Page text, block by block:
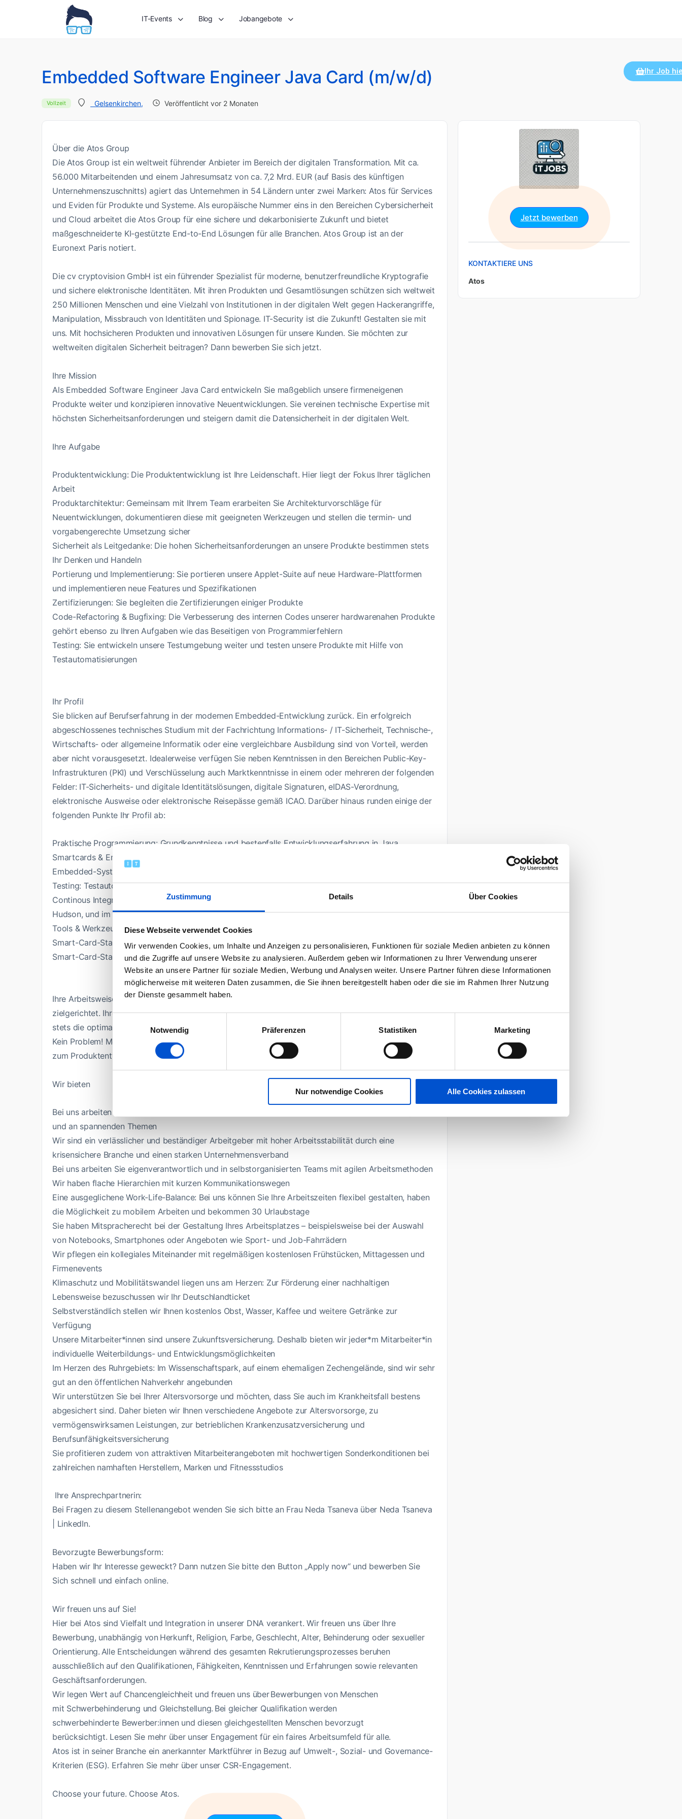
Zustimmung Details Über Cookies
Diese Webseite verwendet Cookies
Wir verwenden Cookies, um Inhalte und Anzeigen zu personalisieren, Funktionen für soziale Medien anbieten zu können
und die Zugriffe auf unsere Website zu analysieren. Außerdem geben wir Informationen zu Ihrer Verwendung unserer
Website an unsere Partner für soziale Medien, Werbung und Analysen weiter. Unsere Partner führen diese Informationen
möglicherweise mit weiteren Daten zusammen, die Sie ihnen bereitgestellt haben oder die sie im Rahmen Ihrer Nutzung
der Dienste gesammelt haben.
Notwendig
Präferenzen Statistiken Marketing
Nur notwendige Cookies Alle Cookies zulassen
IT-Events Blog Jobangebote
Embedded Software Engineer Java Card (m/w/d)
Vollzeit Gelsenkirchen, Veröffentlicht vor 2 Monaten
Ihr Job
Über die Atos Group
Die Atos Group ist ein weltweit führender Anbieter im Bereich der digitalen Transformation. Mit ca.
56.000 Mitarbeitenden und einem Jahresumsatz von ca. 7,2 Mrd. EUR (auf Basis des künftigen
Unternehmenszuschnitts) agiert das Unternehmen in 54 Ländern unter zwei Marken: Atos für Services
und Eviden für Produkte und Systeme. Als europäische Nummer eins in den Bereichen Cybersicherheit
und Cloud arbeitet die Atos Group für eine sichere und dekarbonisierte Zukunft und bietet
maßgeschneiderte KI-gestützte End-to-End Lösungen für alle Branchen. Atos Group ist an der
Euronext Paris notiert.
Die cv cryptovision GmbH ist ein führender Spezialist für moderne, benutzerfreundliche Kryptografie
und sichere elektronische Identitäten. Mit ihren Produkten und Gesamtlösungen schützen sich weltweit
250 Millionen Menschen und eine Vielzahl von Institutionen in der digitalen Welt gegen Hackerangriffe,
Manipulation, Missbrauch von Identitäten und Spionage. IT-Security ist die Zukunft! Gestalten sie mit
uns. Mit hochsicheren Produkten und innovativen Lösungen für unsere Kunden. Sie möchten zur
weltweiten digitalen Sicherheit beitragen? Dann bewerben Sie sich jetzt.
Ihre Mission
Als Embedded Software Engineer Java Card entwickeln Sie maßgeblich unsere firmeneigenen
Produkte weiter und konzipieren innovative Neuentwicklungen. Sie vereinen technische Expertise mit
höchsten Sicherheitsanforderungen und steigern damit die Datensicherheit in der digitalen Welt.
Ihre Aufgabe
Produktentwicklung: Die Produktentwicklung ist Ihre Leidenschaft. Hier liegt der Fokus Ihrer täglichen
Arbeit
Produktarchitektur: Gemeinsam mit Ihrem Team erarbeiten Sie Architekturvorschläge für
Neuentwicklungen, dokumentieren diese mit geeigneten Werkzeugen und stellen die termin- und
vorgabengerechte Umsetzung sicher
Sicherheit als Leitgedanke: Die hohen Sicherheitsanforderungen an unsere Produkte bestimmen stets
Ihr Denken und Handeln
Portierung und Implementierung: Sie portieren unsere Applet-Suite auf neue Hardware-Plattformen
und implementieren neue Features und Spezifikationen
Zertifizierungen: Sie begleiten die Zertifizierungen einiger Produkte
Code-Refactoring & Bugfixing: Die Verbesserung des internen Codes unserer hardwarenahen Produkte
gehört ebenso zu Ihren Aufgaben wie das Beseitigen von Programmierfehlern
Testing: Sie entwickeln unsere Testumgebung weiter und testen unsere Produkte mit Hilfe von
Testautomatisierungen
Ihr Profil
Sie blicken auf Berufserfahrung in der modernen Embedded-Entwicklung zurück. Ein erfolgreich
abgeschlossenes technisches Studium mit der Fachrichtung Informations- / IT-Sicherheit, Technische-,
Wirtschafts- oder allgemeine Informatik oder eine vergleichbare Ausbildung sind von Vorteil, werden
aber nicht vorausgesetzt. Idealerweise verfügen Sie neben Kenntnissen in den Bereichen Public-Key-
Infrastrukturen (PKI) und Verschlüsselung auch Marktkenntnisse in einem oder mehreren der folgenden
Felder: IT-Sicherheits- und digitale Identitätslösungen, digitale Signaturen, eIDAS-Verordnung,
elektronische Ausweise oder elektronische Reisepässe gemäß ICAO. Darüber hinaus runden einige der
folgenden Punkte Ihr Profil ab:
Praktische Programmierung: Grundkenntnisse und bestenfalls Entwicklungserfahrung in Java
Smartcards & Embedded-Systeme: Erfahrung in der Arbeit mit Smartcards oder der Entwicklung von
Embedded-Systemen, optimalerweise mit Java Card oder C und begrenzten Ressourcen
Testing: Testautomatisierung mit JUnit oder anderen Frameworks
Continous Integration: Erfahrungen im Bereich der Continous Integration, speziell Jenkins oder
Hudson, und im Konfigurationsmanagement
Tools & Werkzeuge: Erfahrung mit Eclipse, Git und Ant
Smart-Card-Standards: Idealerweise bringen Sie außerdem Know-How im Bereich internationaler
Smart-Card-Standards (z.B. ISO 7816, TR03110, ICAO9303 oder GlobalPlatform) mit
Ihre Arbeitsweise ist immer strukturiert und lösungsorientiert. Sie verfolgen Ihre Ziele motiviert und
zielgerichtet. Ihre Kreativität hilft Ihnen, in komplexen und technisch anspruchsvollen Umgebungen
stets die optimale Lösung zu finden. Sie bringen noch nicht alle oben aufgeführten Kenntnisse mit?
Kein Problem! Motivation und Lernbereitschaft sind alles. Mit der richtigen Einstellung machen wir Sie
zum Produktentwicklungsprofi!
Wir bieten
Bei uns arbeiten Sie in einer krisensicheren und wachstumsstarken Branche, mit Top-Level-Kolleg*innen
und an spannenden Themen
Wir sind ein verlässlicher und beständiger Arbeitgeber mit hoher Arbeitsstabilität durch eine
krisensichere Branche und einen starken Unternehmensverband
Bei uns arbeiten Sie eigenverantwortlich und in selbstorganisierten Teams mit agilen Arbeitsmethoden
Wir haben flache Hierarchien mit kurzen Kommunikationswegen
Eine ausgeglichene Work-Life-Balance: Bei uns können Sie Ihre Arbeitszeiten flexibel gestalten, haben
die Möglichkeit zu mobilem Arbeiten und bekommen 30 Urlaubstage
Sie haben Mitspracherecht bei der Gestaltung Ihres Arbeitsplatzes – beispielsweise bei der Auswahl
von Notebooks, Smartphones oder Angeboten wie Sport- und Job-Fahrrädern
Wir pflegen ein kollegiales Miteinander mit regelmäßigen kostenlosen Frühstücken, Mittagessen und
Firmenevents
Klimaschutz und Mobilitätswandel liegen uns am Herzen: Zur Förderung einer nachhaltigen
Lebensweise bezuschussen wir Ihr Deutschlandticket
Selbstverständlich stellen wir Ihnen kostenlos Obst, Wasser, Kaffee und weitere Getränke zur
Verfügung
Unsere Mitarbeiter*innen sind unsere Zukunftsversicherung. Deshalb bieten wir jeder*m Mitarbeiter*in
individuelle Weiterbildungs- und Entwicklungsmöglichkeiten
Im Herzen des Ruhrgebiets: Im Wissenschaftspark, auf einem ehemaligen Zechengelände, sind wir sehr
gut an den öffentlichen Nahverkehr angebunden
Wir unterstützen Sie bei Ihrer Altersvorsorge und möchten, dass Sie auch im Krankheitsfall bestens
abgesichert sind. Daher bieten wir Ihnen verschiedene Angebote zur Altersvorsorge, zu
vermögenswirksamen Leistungen, zur betrieblichen Krankenzusatzversicherung und
Berufsunfähigkeitsversicherung
Sie profitieren zudem von attraktiven Mitarbeiterangeboten mit hochwertigen Sonderkonditionen bei
zahlreichen namhaften Herstellern, Marken und Fitnessstudios
Ihre Ansprechpartnerin:
Bei Fragen zu diesem Stellenangebot wenden Sie sich bitte an Frau Neda Tsaneva über Neda Tsaneva
| LinkedIn.
Bevorzugte Bewerbungsform:
Haben wir Ihr Interesse geweckt? Dann nutzen Sie bitte den Button „Apply now“ und bewerben Sie
Sich schnell und einfach online.
Wir freuen uns auf Sie!
Hier bei Atos sind Vielfalt und Integration in unserer DNA verankert. Wir freuen uns über Ihre
Bewerbung, unabhängig von Herkunft, Religion, Farbe, Geschlecht, Alter, Behinderung oder sexueller
Orientierung. Alle Entscheidungen während des gesamten Rekrutierungsprozesses beruhen
ausschließlich auf den Qualifikationen, Fähigkeiten, Kenntnissen und Erfahrungen sowie relevanten
Geschäftsanforderungen.
Wir legen Wert auf Chancengleichheit und freuen uns über Bewerbungen von Menschen
mit Schwerbehinderung und Gleichstellung. Bei gleicher Qualifikation werden
schwerbehinderte Bewerber:innen und diesen gleichgestellten Menschen bevorzugt
berücksichtigt. Lesen Sie mehr über unser Engagement für ein faires Arbeitsumfeld für alle.
Atos ist in seiner Branche ein anerkannter Marktführer in Bezug auf Umwelt-, Sozial- und Governance-
Kriterien (ESG). Erfahren Sie mehr über unser CSR-Engagement.
Choose your future. Choose Atos.
Jetzt bewerben
KONTAKTIERE UNS
Atos